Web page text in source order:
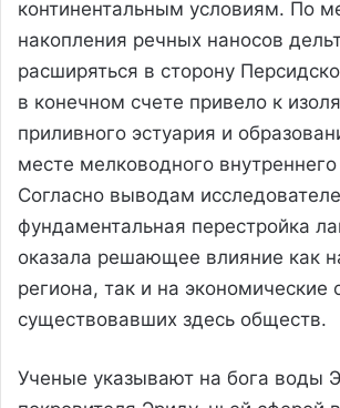
континентальным условиям. По
накопления речных наносов
расширяться в сторону
в конечном счете привело к
приливного эстуария и
месте мелководного
Согласно выводам
фундаментальная перестройка
оказала решающее влияние как
региона, так и на экономические
существовавших здесь обществ.
Ученые указывают на бога воды